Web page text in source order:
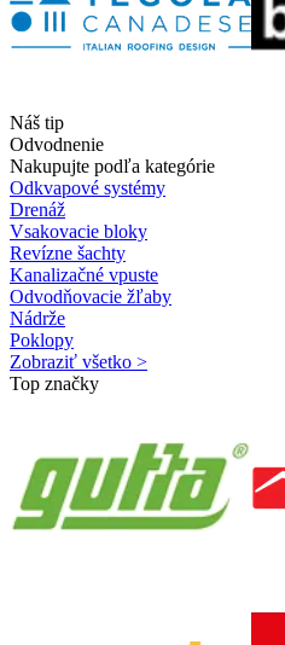
Náš tip
Odvodnenie
Nakupujte podľa kategórie
Odkvapové systémy
Drenáž
Vsakovacie bloky
Revízne šachty
Kanalizačné vpuste
Odvodňovacie žľaby
Nádrže
Poklopy
Zobraziť všetko >
Top značky